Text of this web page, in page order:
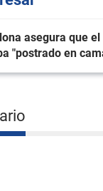
asegura que
"postrado en